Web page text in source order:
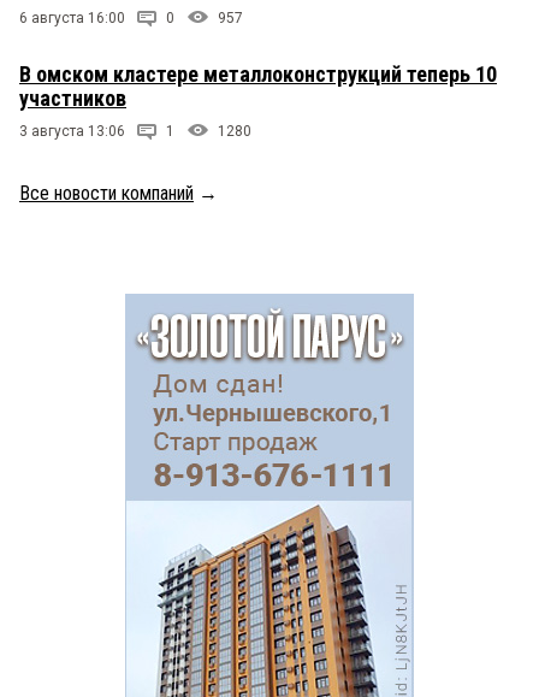
6 августа 16:00 0 957
В омском кластере металлоконструкций теперь 10
участников
3 августа 13:06 1 1280
Все новости компаний →